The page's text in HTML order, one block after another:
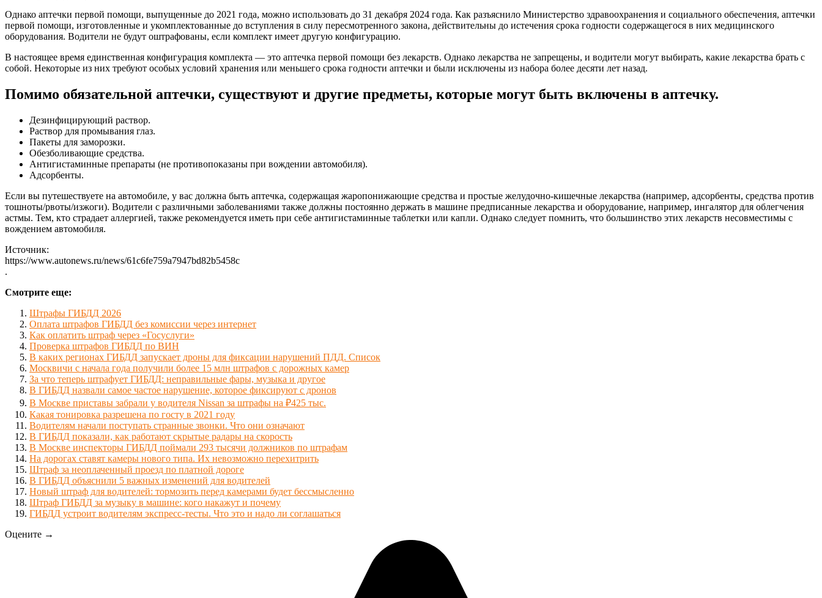
Однако аптечки первой помощи, выпущенные до 2021 года, можно использовать до 31 декабря 2024 года. Как разъяснило Министерство здравоохранения и социального обеспечения, аптечки
первой помощи, изготовленные и укомплектованные до вступления в силу пересмотренного закона, действительны до истечения срока годности содержащегося в них медицинского
оборудования. Водители не будут оштрафованы, если комплект имеет другую конфигурацию.
В настоящее время единственная конфигурация комплекта — это аптечка первой помощи без лекарств. Однако лекарства не запрещены, и водители могут выбирать, какие лекарства брать с
собой. Некоторые из них требуют особых условий хранения или меньшего срока годности аптечки и были исключены из набора более десяти лет назад.
Помимо обязательной аптечки, существуют и другие предметы, которые могут быть включены в аптечку.
Дезинфицирующий раствор.
Раствор для промывания глаз.
Пакеты для заморозки.
Обезболивающие средства.
Антигистаминные препараты (не противопоказаны при вождении автомобиля).
Адсорбенты.
Если вы путешествуете на автомобиле, у вас должна быть аптечка, содержащая жаропонижающие средства и простые желудочно-кишечные лекарства (например, адсорбенты, средства против
тошноты/рвоты/изжоги). Водители с различными заболеваниями также должны постоянно держать в машине предписанные лекарства и оборудование, например, ингалятор для облегчения
астмы. Тем, кто страдает аллергией, также рекомендуется иметь при себе антигистаминные таблетки или капли. Однако следует помнить, что большинство этих лекарств несовместимы с
вождением автомобиля.
Источник:
https://www.autonews.ru/news/61c6fe759a7947bd82b5458c
.
Смотрите еще:
Штрафы ГИБДД 2026
Оплата штрафов ГИБДД без комиссии через интернет
Как оплатить штраф через «Госуслуги»
Проверка штрафов ГИБДД по ВИН
В каких регионах ГИБДД запускает дроны для фиксации нарушений ПДД. Список
Москвичи с начала года получили более 15 млн штрафов с дорожных камер
За что теперь штрафует ГИБДД: неправильные фары, музыка и другое
В ГИБДД назвали самое частое нарушение, которое фиксируют с дронов
В Москве приставы забрали у водителя Nissan за штрафы на ₽425 тыс.
Какая тонировка разрешена по госту в 2021 году
Водителям начали поступать странные звонки. Что они означают
В ГИБДД показали, как работают скрытые радары на скорость
В Москве инспекторы ГИБДД поймали 293 тысячи должников по штрафам
На дорогах ставят камеры нового типа. Их невозможно перехитрить
Штраф за неоплаченный проезд по платной дороге
В ГИБДД объяснили 5 важных изменений для водителей
Новый штраф для водителей: тормозить перед камерами будет бессмысленно
Штраф ГИБДД за музыку в машине: кого накажут и почему
ГИБДД устроит водителям экспресс-тесты. Что это и надо ли соглашаться
Оцените →